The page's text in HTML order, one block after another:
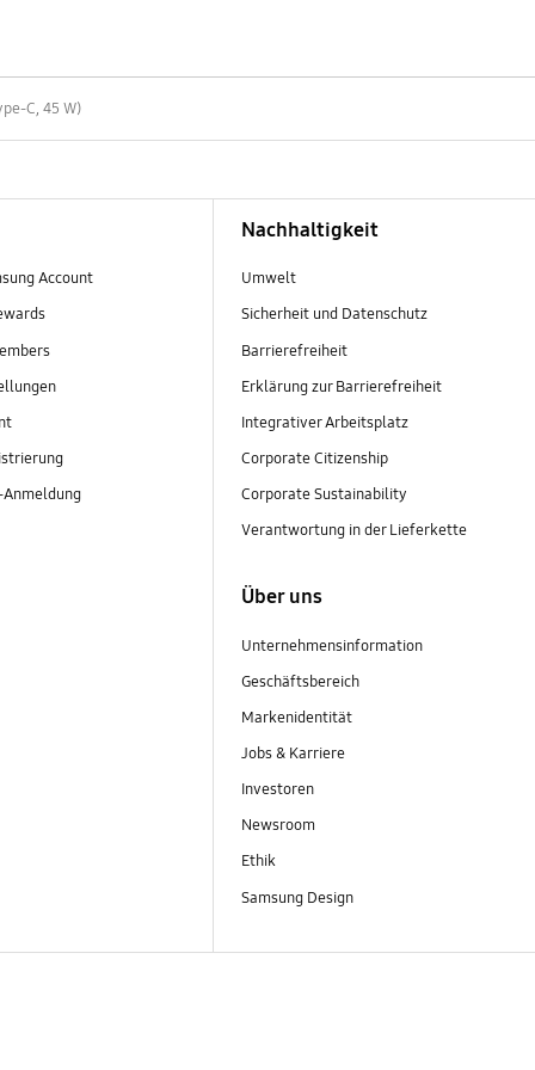
C, 45 W)
Account
Nachhaltigkeit
Umwelt
Sicherheit und Datenschutz
Barrierefreiheit
Erklärung zur Barrierefreiheit
Integrativer Arbeitsplatz
Corporate Citizenship
Corporate Sustainability
Verantwortung in der Lieferkette
Über uns
Unternehmensinformation
Geschäftsbereich
Markenidentität
Jobs & Karriere
Investoren
Newsroom
Ethik
Samsung Design